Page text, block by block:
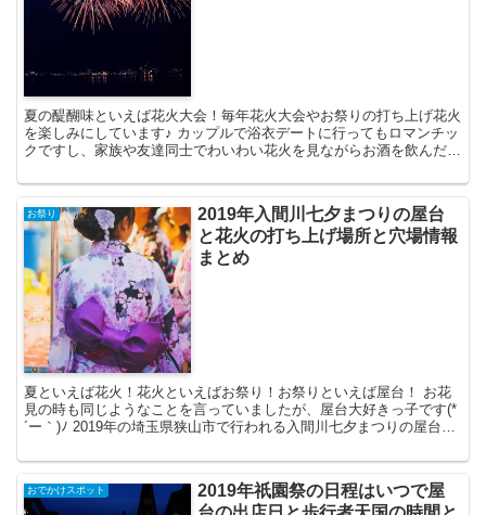
夏の醍醐味といえば花火大会！毎年花火大会やお祭りの打ち上げ花火
を楽しみにしています♪ カップルで浴衣デートに行ってもロマンチッ
クですし、家族や友達同士でわいわい花火を見ながらお酒を飲んだり
お祭り
2019年入間川七夕まつりの屋台
と花火の打ち上げ場所と穴場情報
まとめ
夏といえば花火！花火といえばお祭り！お祭りといえば屋台！ お花
見の時も同じようなことを言っていましたが、屋台大好きっ子です(*
´ー｀)ﾉ 2019年の埼玉県狭山市で行われる入間川七夕まつりの屋台に
おでかけスポット
2019年祇園祭の日程はいつで屋